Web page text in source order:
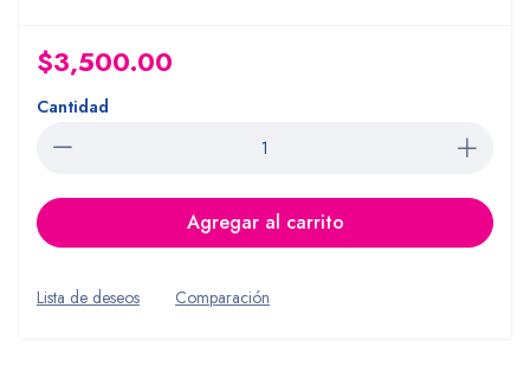
$3,500.00
Cantidad
Agregar al carrito
Lista de deseos Comparación